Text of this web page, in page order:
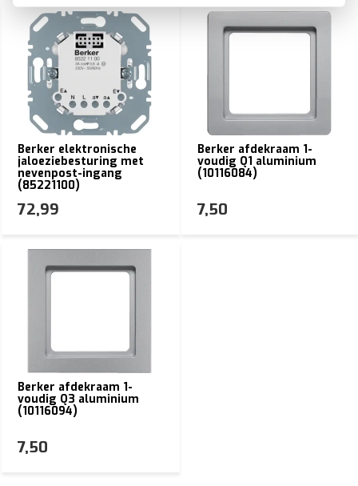
Berker elektronische
jaloeziebesturing met
nevenpost-ingang
(85221100)
72,99
Berker afdekraam 1-
voudig Q1 aluminium
(10116084)
7,50
Berker afdekraam 1-
voudig Q3 aluminium
(10116094)
7,50